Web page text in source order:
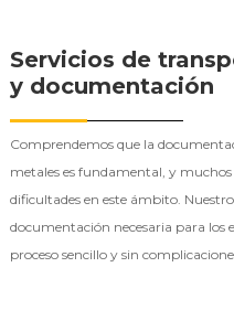
Servicios de
y documentación
Comprendemos que la
metales es fundamental, y
dificultades en este ámbito.
documentación necesaria para los
proceso sencillo y sin